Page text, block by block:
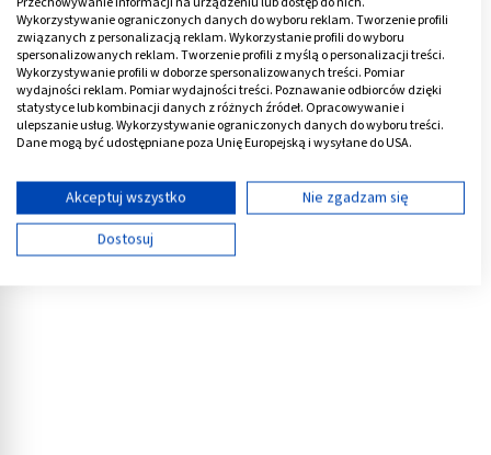
Sód – 3 mg,
Wapń – 34 mg,
Żelazo - 0.31 mg
Reklama
Wykorzystywanie ograniczonych danych do wyboru reklam. Tworzenie profili
związanych z personalizacją reklam. Wykorzystanie profili do wyboru
spersonalizowanych reklam. Tworzenie profili z myślą o personalizacji treści.
Wykorzystywanie profili w doborze spersonalizowanych treści. Pomiar
wydajności reklam. Pomiar wydajności treści. Poznawanie odbiorców dzięki
statystyce lub kombinacji danych z różnych źródeł. Opracowywanie i
ulepszanie usług. Wykorzystywanie ograniczonych danych do wyboru treści.
Dane mogą być udostępniane poza Unię Europejską i wysyłane do USA.
Wyświetl listę partnerów (11 dostawców IAB)
Używamy Twoich danych w następujących celach:
Cele przetwarzania IAB:
Akceptuj wszystko
Nie zgadzam się
Dostosuj